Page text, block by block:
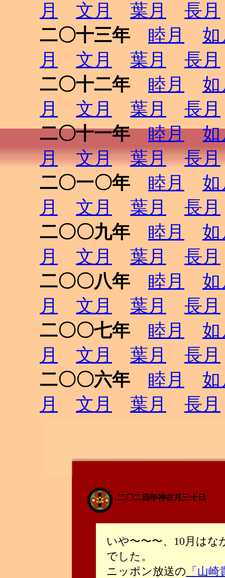
月
文月 葉月
長月
二〇十三年
睦月
如
月
文月 葉月
長月
二〇十二年
睦月
如
月
文月 葉月
長月
二〇十一年
睦月
如
月
文月 葉月
長月
二〇一〇年
睦月
如
月
文月 葉月
長月
二〇〇九年
睦月
如
月
文月 葉月
長月
二〇〇八年
睦月
如
月
文月 葉月
長月
二〇〇七年
睦月
如
月
文月 葉月
長月
二〇〇六年
睦月
如
月
文月 葉月 長月
二〇二四年神在月三十日
いや〜〜〜、10月は
でした。
ニッポン放送の 「山